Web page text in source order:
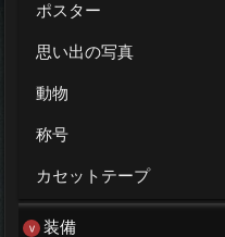
ポスター
思い出の写真
動物
称号
カセットテープ
装備